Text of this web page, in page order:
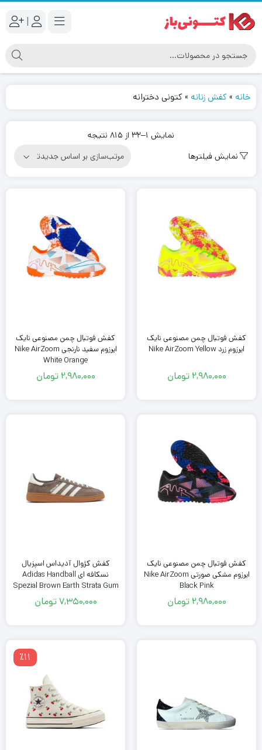
|
خانه »کفش زنانه »کتونی دخترانه
نمایش 1–32 از 815 نتیجه
مرتب‌سازی
اساس
نمایش فیلترها
کفش فوتبال چمن مصنوعی نایک
ایرزوم زرد Nike AirZoom Yellow
2,980,000 تومان
کفش فوتبال چمن مصنوعی نایک
ایرزوم سفید نارنجی Nike AirZoom
White Orange
2,980,000 تومان
کفش فوتبال چمن مصنوعی نایک
ایرزوم مشکی صورتی Nike AirZoom
Black Pink
2,980,000 تومان
کفش کژوال آدیداس اسپزیال
نسکافه ای Adidas Handball
Spezial Brown Earth Strata Gum
7,350,000تومان
٪11